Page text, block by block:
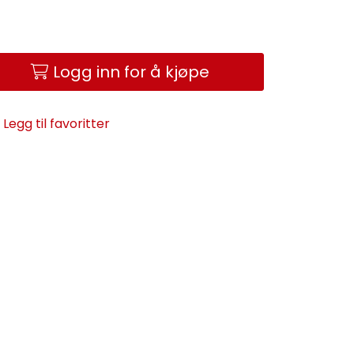
Logg inn for å kjøpe
Legg til favoritter